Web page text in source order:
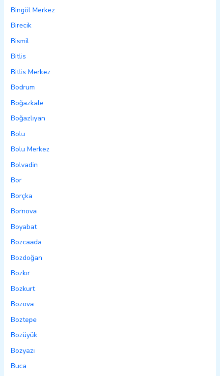
Bingöl Merkez
Birecik
Bismil
Bitlis
Bitlis Merkez
Bodrum
Boğazkale
Boğazlıyan
Bolu
Bolu Merkez
Bolvadin
Bor
Borçka
Bornova
Boyabat
Bozcaada
Bozdoğan
Bozkır
Bozkurt
Bozova
Boztepe
Bozüyük
Bozyazı
Buca